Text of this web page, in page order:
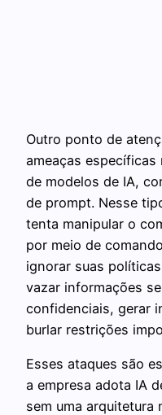
Outro ponto de
ameaças
de modelos de IA,
de prompt. Nesse
tenta manipular o
por meio de
ignorar suas
vazar informações
confidenciais, gerar
burlar restrições
Esses ataques são
a empresa adota IA
sem uma arquitetura